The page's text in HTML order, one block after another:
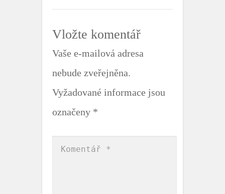
Vložte komentář
Vaše e-mailová adresa
nebude zveřejněna.
Vyžadované informace jsou
označeny *